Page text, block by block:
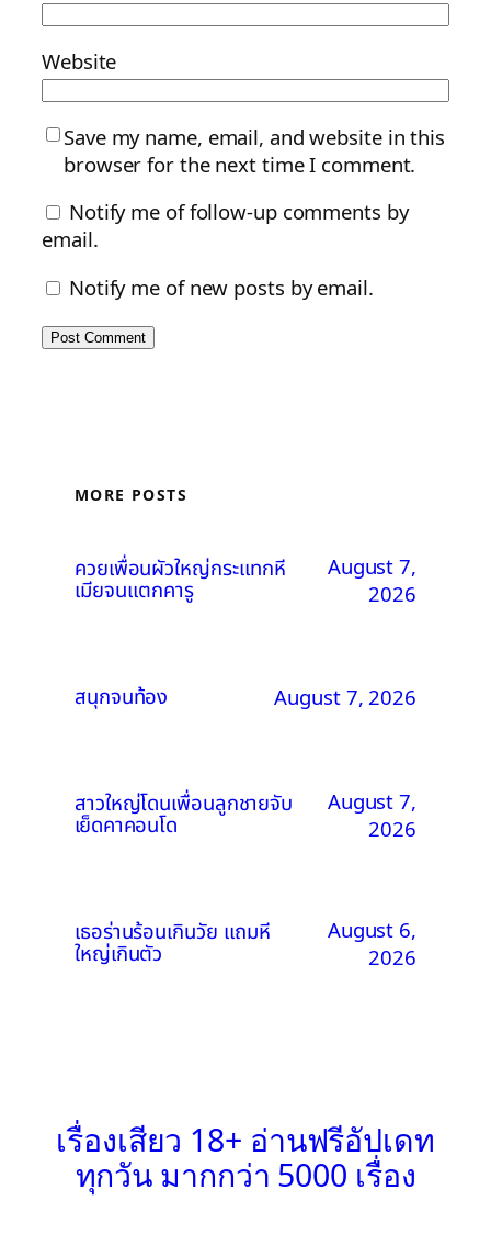
Website
Save my name, email, and website in this
browser for the next time I comment.
Notify me of follow-up comments by
email.
Notify me of new posts by email.
MORE POSTS
ควยเพื่อนผัวใหญ่กระแทกหี
เมียจนแตกคารู
August 7,
2026
สนุกจนท้อง August 7, 2026
สาวใหญ่โดนเพื่อนลูกชายจับ
เย็ดคาคอนโด
August 7,
2026
เธอร่านร้อนเกินวัย แถมหี
ใหญ่เกินตัว
August 6,
2026
เรื่องเสียว 18+ อ่านฟรีอัปเดท
ทุกวัน มากกว่า 5000 เรื่อง